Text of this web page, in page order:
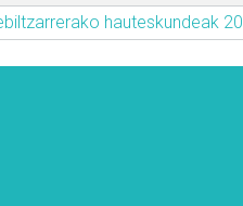
hauteskundeak